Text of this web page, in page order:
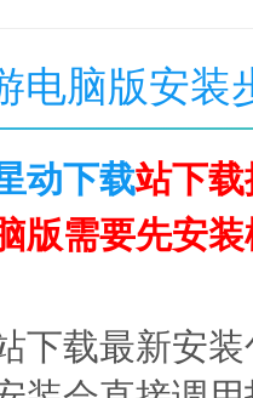
电脑版安装
动下载站下
版需要先安
载最新安装